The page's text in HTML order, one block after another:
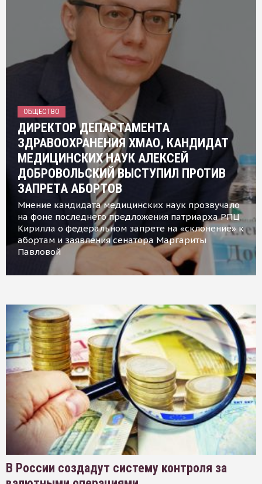
ОБЩЕСТВО
ДИРЕКТОР ДЕПАРТАМЕНТА
ЗДРАВООХРАНЕНИЯ ХМАО, КАНДИДАТ
МЕДИЦИНСКИХ НАУК АЛЕКСЕЙ
ДОБРОВОЛЬСКИЙ ВЫСТУПИЛ ПРОТИВ
ЗАПРЕТА АБОРТОВ
Мнение кандидата медицинских наук прозвучало
на фоне последнего предложения патриарха РПЦ
Кирилла о федеральном запрете на «склонение» к
абортам и заявления сенатора Маргариты
Павловой
В России создадут систему контроля за